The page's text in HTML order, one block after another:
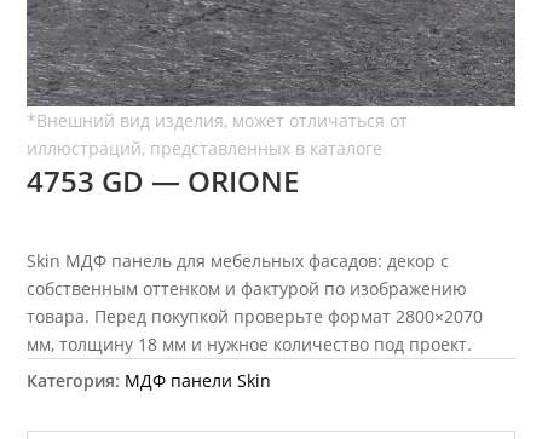
4753 GD — ORIONE
Skin МДФ панель для мебельных фасадов: декор с
собственным оттенком и фактурой по изображению
товара. Перед покупкой проверьте формат 2800×2070
мм, толщину 18 мм и нужное количество под проект.
Категория: МДФ панели Skin